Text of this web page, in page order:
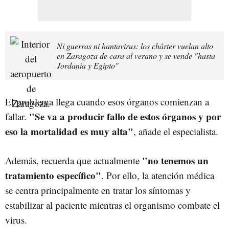
Ni guerras ni hantavirus: los chárter vuelan alto
en Zaragoza de cara al verano y se vende "hasta
Jordania y Egipto"
El problema llega cuando esos órganos comienzan a
fallar. "Se va a producir fallo de estos órganos y por
eso la mortalidad es muy alta", añade el especialista.
Además, recuerda que actualmente "no tenemos un
tratamiento específico". Por ello, la atención médica
se centra principalmente en tratar los síntomas y
estabilizar al paciente mientras el organismo combate el
virus.